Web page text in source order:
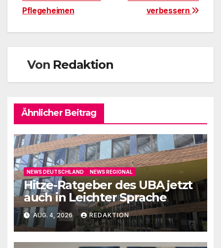
verbessern
Pflegeheimen
Von Redaktion
Ähnlicher Beitrag
NEWS DEUTSCHLAND NEWS REGIONAL
Hitze-Ratgeber des UBA jetzt
auch in Leichter Sprache
AUG. 4, 2026 REDAKTION